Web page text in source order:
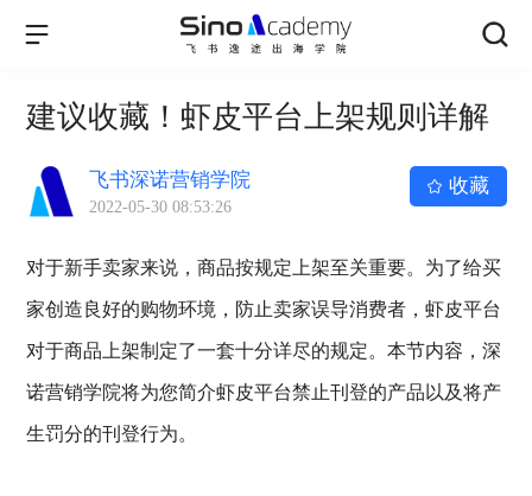
建议收藏！虾皮平台上架规则详解
飞书深诺营销学院
2022-05-30 08:53:26
收藏
对于新手卖家来说，商品按规定上架至关重要。为了给买
家创造良好的购物环境，防止卖家误导消费者，虾皮平台
对于商品上架制定了一套十分详尽的规定。本节内容，深
诺营销学院将为您简介虾皮平台禁止刊登的产品以及将产
生罚分的刊登行为。